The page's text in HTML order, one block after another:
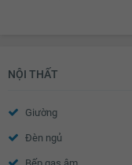
NỘI THẤT
Giường
Đèn ngủ